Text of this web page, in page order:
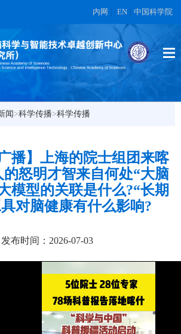
内网 EN 中国科学院
闻>科学传播>科学传播
播】上海的院士组团来喀
怒明才智来自何处“大脑
模型的关联是什么?“长期
对脑健康有什么影响?
发布时间：2026-07-03